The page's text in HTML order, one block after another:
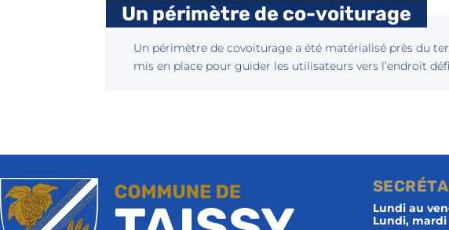
Un périmètre de co-voiturage
Un périmètre de covoiturage a été matérialisé près du
mis en place pour guider les utilisateurs vers l’endroit
Lundi au
Lundi, mardi